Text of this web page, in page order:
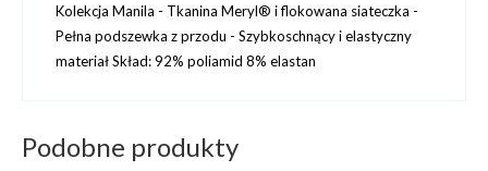
Kolekcja Manila - Tkanina Meryl® i flokowana siateczka -
Pełna podszewka z przodu - Szybkoschnący i elastyczny
materiał Skład: 92% poliamid 8% elastan
Podobne produkty